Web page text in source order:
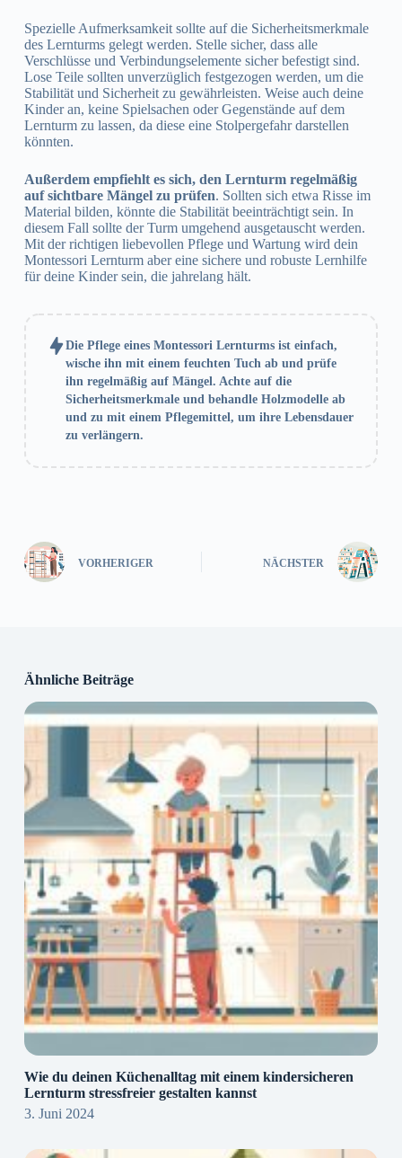
Spezielle Aufmerksamkeit sollte auf die Sicherheitsmerkmale
des Lernturms gelegt werden. Stelle sicher, dass alle
Verschlüsse und Verbindungselemente sicher befestigt sind.
Lose Teile sollten unverzüglich festgezogen werden, um die
Stabilität und Sicherheit zu gewährleisten. Weise auch deine
Kinder an, keine Spielsachen oder Gegenstände auf dem
Lernturm zu lassen, da diese eine Stolpergefahr darstellen
könnten.
Außerdem empfiehlt es sich, den Lernturm regelmäßig
auf sichtbare Mängel zu prüfen. Sollten sich etwa Risse im
Material bilden, könnte die Stabilität beeinträchtigt sein. In
diesem Fall sollte der Turm umgehend ausgetauscht werden.
Mit der richtigen liebevollen Pflege und Wartung wird dein
Montessori Lernturm aber eine sichere und robuste Lernhilfe
für deine Kinder sein, die jahrelang hält.
Die Pflege eines Montessori Lernturms ist einfach,
wische ihn mit einem feuchten Tuch ab und prüfe
ihn regelmäßig auf Mängel. Achte auf die
Sicherheitsmerkmale und behandle Holzmodelle ab
und zu mit einem Pflegemittel, um ihre Lebensdauer
zu verlängern.
VORHERIGER NÄCHSTER
Ähnliche Beiträge
Wie du deinen Küchenalltag mit einem kindersicheren
Lernturm stressfreier gestalten kannst
3. Juni 2024